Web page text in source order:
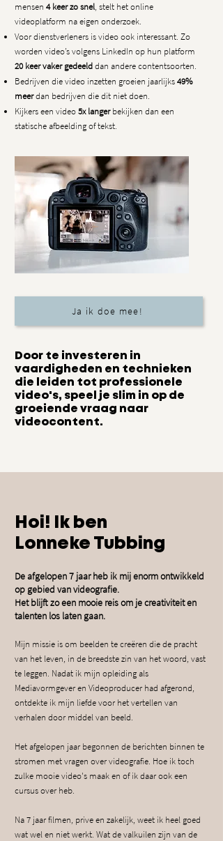
mensen 4 keer zo snel, stelt het online
videoplatform na eigen onderzoek.
Voor dienstverleners is video ook interessant. Zo
worden video’s volgens LinkedIn op hun platform
20 keer vaker gedeelddan andere contentsoorten.
Bedrijven die video inzetten groeien jaarlijks49%
meerdan bedrijven die dit niet doen.
Kijkers een video5x langerbekijken dan een
statische afbeelding of tekst.
Ja ik doe mee!
Door te investeren in
vaardigheden en technieken
die leiden tot professionele
video's, speel je slim in op de
groeiende vraag naar
videocontent.
Hoi! Ik ben
Lonneke Tubbing
De afgelopen 7 jaar heb ik mij enorm ontwikkeld
op gebied van videografie.
Het blijft zo een mooie reis om je creativiteit en
talenten los laten gaan.
Mijn missie is om beelden te creëren die de pracht
van het leven, in de breedste zin van het woord, vast
te leggen. Nadat ik mijn opleiding als
Mediavormgever en Videoproducer had afgerond,
ontdekte ik mijn liefde voor het vertellen van
verhalen door middel van beeld.
Het afgelopen jaar begonnen de berichten binnen te
stromen met vragen over videografie. Hoe ik toch
zulke mooie video's maak en of ik daar ook een
cursus over heb.
Na 7 jaar filmen, prive en zakelijk, weet ik heel goed
wat wel en niet werkt. Wat de valkuilen zijn van de